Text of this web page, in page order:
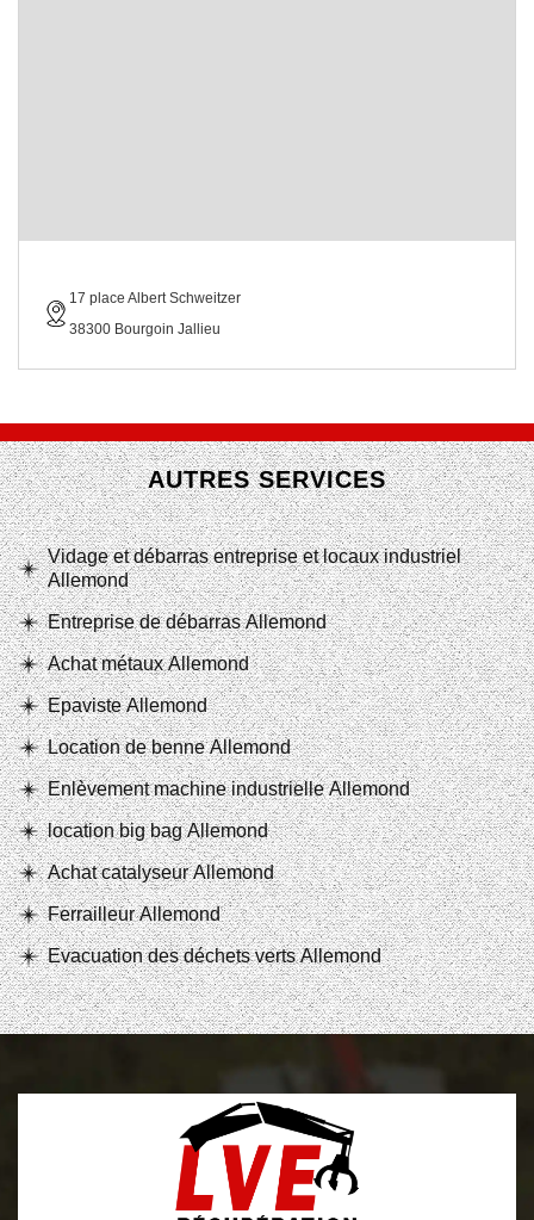
17 place Albert Schweitzer
38300 Bourgoin Jallieu
AUTRES SERVICES
Vidage et débarras entreprise et locaux industriel
Allemond
Entreprise de débarras Allemond
Achat métaux Allemond
Epaviste Allemond
Location de benne Allemond
Enlèvement machine industrielle Allemond
location big bag Allemond
Achat catalyseur Allemond
Ferrailleur Allemond
Evacuation des déchets verts Allemond